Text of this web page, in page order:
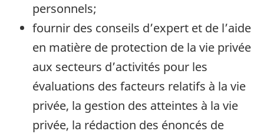
personnels;
fournir des conseils d’expert et de l’aide
en matière de protection de la vie privée
aux secteurs d’activités pour les
évaluations des facteurs relatifs à la vie
privée, la gestion des atteintes à la vie
privée, la rédaction des énoncés de